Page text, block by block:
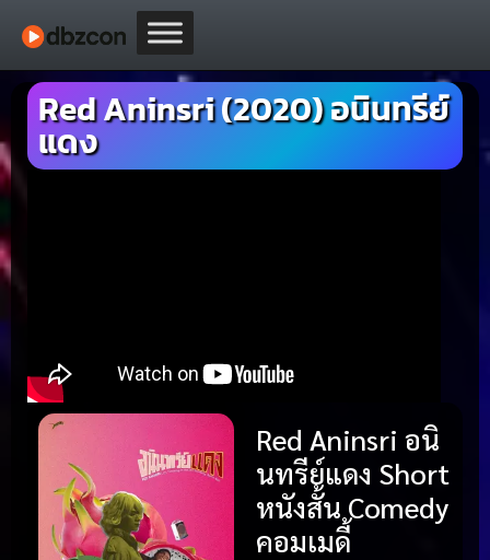
Red Aninsri (2020) อนินทรีย์
แดง
Red Aninsri อนิ
นทรีย์แดง Short
หนังสั้น Comedy
คอมเมดี้